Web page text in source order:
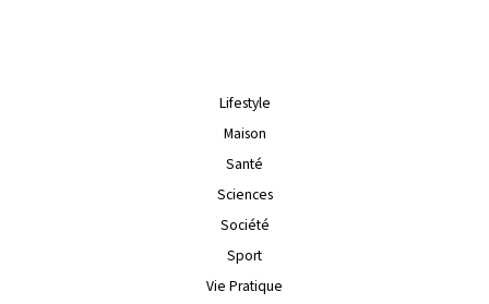
Lifestyle
Maison
Santé
Sciences
Société
Sport
Vie Pratique